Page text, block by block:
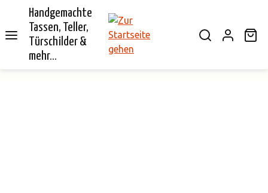
springen
Handgemachte
Tassen, Teller,
Türschilder &
mehr...